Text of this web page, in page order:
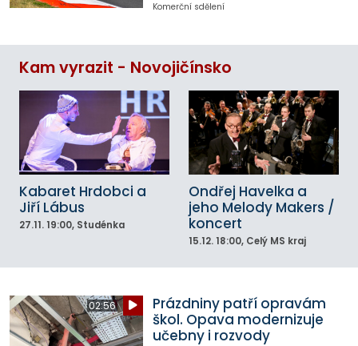
Komerční sdělení
Kam vyrazit - Novojičínsko
Kabaret Hrdobci a
Jiří Lábus
27.11. 19:00, Studénka
Ondřej Havelka a
jeho Melody Makers /
koncert
15.12. 18:00, Celý MS kraj
02:56
Prázdniny patří opravám
škol. Opava modernizuje
učebny i rozvody